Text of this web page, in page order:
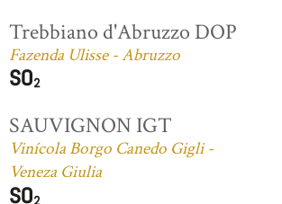
Trebbiano d'Abruzzo DOP
Fazenda Ulisse - Abruzzo
SAUVIGNON IGT
Vinícola Borgo Canedo Gigli -
Veneza Giulia